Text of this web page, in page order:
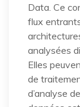
Data. Ce
flux
analysées
Elles
de
d’analyse